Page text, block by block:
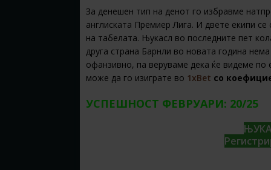
За денешен тип на денот го избравме
англиската Премиер Лига. И двете екипи
на табелата. Њукасл во последните пет
друга страна Барнли во новата година
офанзивно, па веруваме дека ќе видеме
може да го изиграте во 1xBet со
УСПЕШНОСТ ФЕВРУАРИ: 20/25